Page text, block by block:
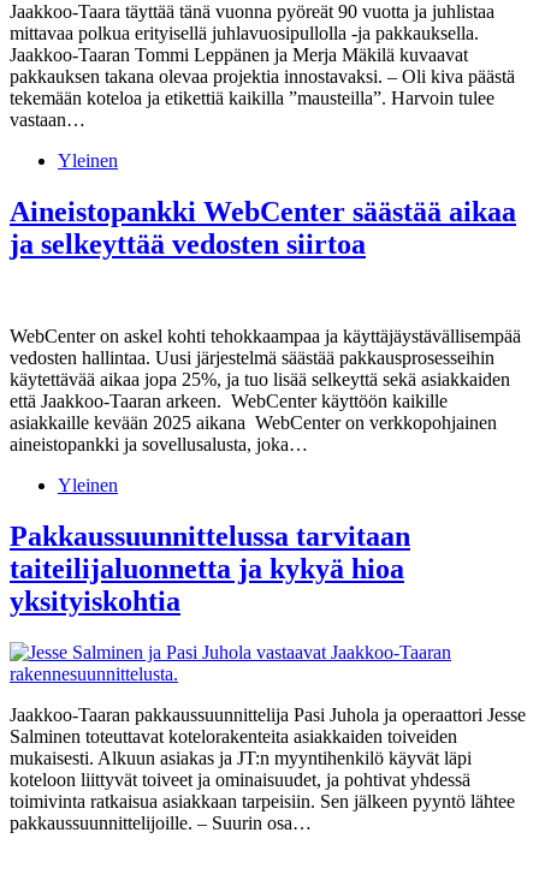
Jaakkoo-Taara täyttää tänä vuonna pyöreät 90 vuotta ja juhlistaa
mittavaa polkua erityisellä juhlavuosipullolla -ja pakkauksella.
Jaakkoo-Taaran Tommi Leppänen ja Merja Mäkilä kuvaavat
pakkauksen takana olevaa projektia innostavaksi. – Oli kiva päästä
tekemään koteloa ja etikettiä kaikilla ”mausteilla”. Harvoin tulee
vastaan…
Yleinen
Aineistopankki WebCenter säästää aikaa
ja selkeyttää vedosten siirtoa
WebCenter on askel kohti tehokkaampaa ja käyttäjäystävällisempää
vedosten hallintaa. Uusi järjestelmä säästää pakkausprosesseihin
käytettävää aikaa jopa 25%, ja tuo lisää selkeyttä sekä asiakkaiden
että Jaakkoo-Taaran arkeen. WebCenter käyttöön kaikille
asiakkaille kevään 2025 aikana WebCenter on verkkopohjainen
aineistopankki ja sovellusalusta, joka…
Yleinen
Pakkaussuunnittelussa tarvitaan
taiteilijaluonnetta ja kykyä hioa
yksityiskohtia
Jaakkoo-Taaran pakkaussuunnittelija Pasi Juhola ja operaattori Jesse
Salminen toteuttavat kotelorakenteita asiakkaiden toiveiden
mukaisesti. Alkuun asiakas ja JT:n myyntihenkilö käyvät läpi
koteloon liittyvät toiveet ja ominaisuudet, ja pohtivat yhdessä
toimivinta ratkaisua asiakkaan tarpeisiin. Sen jälkeen pyyntö lähtee
pakkaussuunnittelijoille. – Suurin osa…